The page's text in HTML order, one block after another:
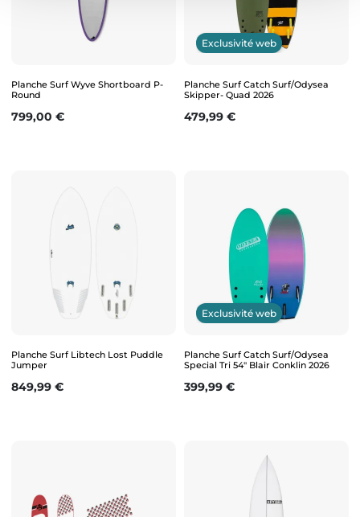
Planche Surf Wyve Shortboard P-
Round
Prix
799,00 €
Exclusivité web
Planche Surf Catch Surf/Odysea
Skipper- Quad 2026
Prix
479,99 €
Planche Surf Libtech Lost Puddle
Jumper
Prix
849,99 €
Exclusivité web
Planche Surf Catch Surf/Odysea
Special Tri 54" Blair Conklin 2026
Prix
399,99 €